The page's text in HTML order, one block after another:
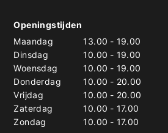
Openingstijden
Maandag
13.00 - 19.00
Dinsdag
10.00 - 19.00
Woensdag
10.00 - 19.00
Donderdag
10.00 - 20.00
Vrijdag
10.00 - 20.00
Zaterdag
10.00 - 17.00
Zondag
10.00 - 17.00